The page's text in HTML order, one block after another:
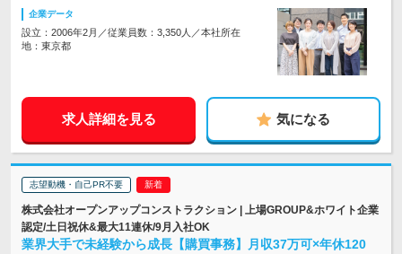
企業データ
設立：2006年2月／従業員数：3,350人／本社所在
地：東京都
求人詳細を見る 気になる
志望動機・自己PR不要
株式会社オープンアップコンストラクション | 上場GROUP&ホワイト企業
認定/土日祝休&最大11連休/9月入社OK
業界大手で未経験から成長【購買事務】月収37万可×年休120